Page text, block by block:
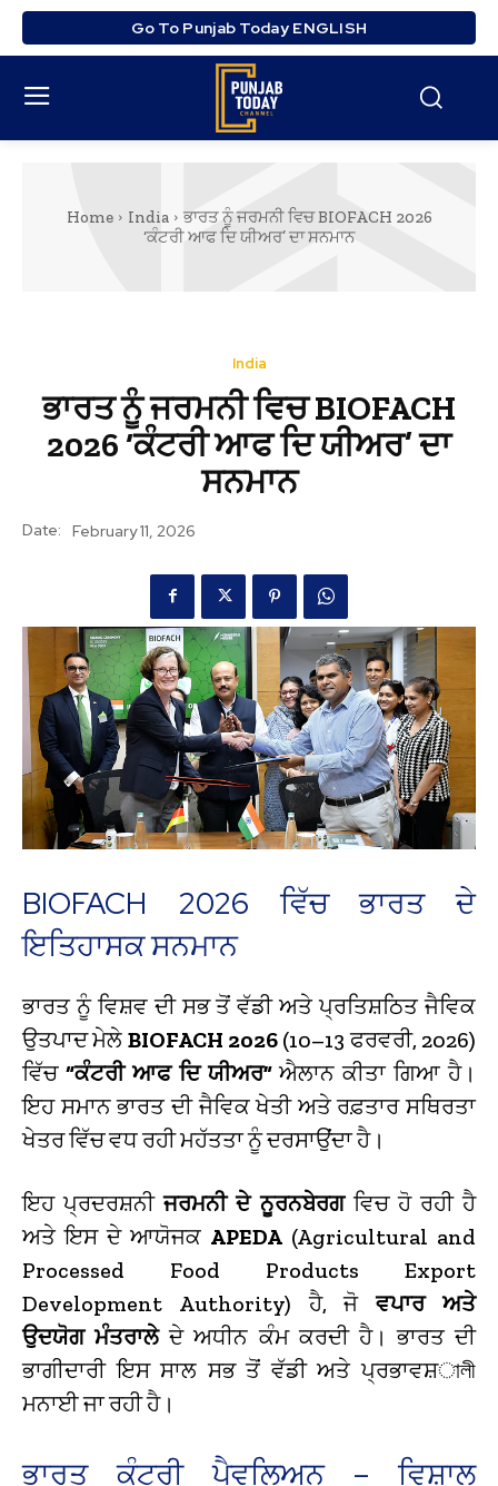
Go To Punjab Today ENGLISH
Home India
ਭਾਰਤ ਨੂੰ ਜਰਮਨੀ ਵਿਚ BIOFACH 2026
‘ਕੰਟਰੀ ਆਫ ਦਿ ਯੀਅਰ’ ਦਾ ਸਨਮਾਨ
India
ਭਾਰਤ ਨੂੰ ਜਰਮਨੀ ਵਿਚ BIOFACH
2026 ‘ਕੰਟਰੀ ਆਫ ਦਿ ਯੀਅਰ’ ਦਾ
ਸਨਮਾਨ
Date: February 11, 2026
BIOFACH 2026 ਵਿੱਚ ਭਾਰਤ ਦੇ
ਇਤਿਹਾਸਕ ਸਨਮਾਨ
ਭਾਰਤ ਨੂੰ ਵਿਸ਼ਵ ਦੀ ਸਭ ਤੋਂ ਵੱਡੀ ਅਤੇ ਪ੍ਰਤਿਸ਼ਠਿਤ ਜੈਵਿਕ
ਉਤਪਾਦ ਮੇਲੇ BIOFACH 2026 (10–13 ਫਰਵਰੀ, 2026)
ਵਿੱਚ “ਕੰਟਰੀ ਆਫ ਦਿ ਯੀਅਰ”ਐਲਾਨ ਕੀਤਾ ਗਿਆ ਹੈ।
ਇਹ ਸਮਾਨ ਭਾਰਤ ਦੀ ਜੈਵਿਕ ਖੇਤੀ ਅਤੇ ਰਫ਼ਤਾਰ ਸਥਿਰਤਾ
ਖੇਤਰ ਵਿੱਚ ਵਧ ਰਹੀ ਮਹੱਤਤਾ ਨੂੰ ਦਰਸਾਉਂਦਾ ਹੈ।
ਇਹ ਪ੍ਰਦਰਸ਼ਨੀਜਰਮਨੀ ਦੇ ਨੂਰਨਬੇਰਗਵਿਚ ਹੋ ਰਹੀ ਹੈ
ਅਤੇ ਇਸ ਦੇ ਆਯੋਜਕ APEDA (Agricultural and
Processed Food Products Export
Development Authority) ਹੈ, ਜੋਵਪਾਰ ਅਤੇ
ਉਦਯੋਗ ਮੰਤਰਾਲੇਦੇ ਅਧੀਨ ਕੰਮ ਕਰਦੀ ਹੈ। ਭਾਰਤ ਦੀ
ਭਾਗੀਦਾਰੀ ਇਸ ਸਾਲ ਸਭ ਤੋਂ ਵੱਡੀ ਅਤੇ ਪ੍ਰਭਾਵਸ਼ালী
ਮਨਾਈ ਜਾ ਰਹੀ ਹੈ।
ਭਾਰਤ ਕੰਟਰੀ ਪੈਵਲਿਅਨ – ਵਿਸ਼ਾਲ